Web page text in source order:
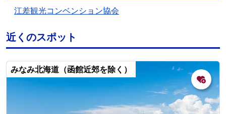
江差観光コンベンション協会
近くのスポット
みなみ北海道（函館近郊を除く）